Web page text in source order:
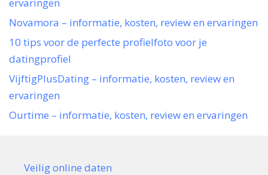
Novamora – informatie, kosten, review en ervaringen
10 tips voor de perfecte profielfoto voor je
datingprofiel
VijftigPlusDating – informatie, kosten, review en
ervaringen
Ourtime – informatie, kosten, review en ervaringen
Veilig online daten